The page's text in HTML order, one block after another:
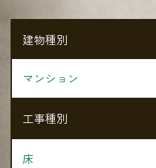
建物種別
マンション
工事種別
床